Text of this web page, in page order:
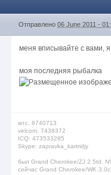
Отправлено06 June 2011 -
меня вписывайте с вами,
моя последняя рыбалка
мтс. 8740713
velcom. 7438372
ICQ: 473533285
Skype: zapravka_kartridjy
был Grand Cherokee/ZJ 2.5td,
сейчас Grand Cherokee/WK